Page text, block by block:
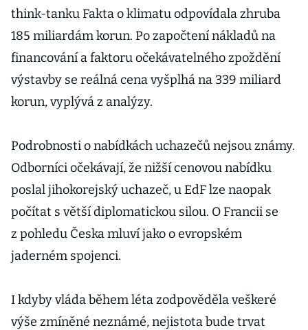
think-tanku Fakta o klimatu odpovídala zhruba
185 miliardám korun. Po započtení nákladů na
financování a faktoru očekávatelného zpoždění
výstavby se reálná cena vyšplhá na 339 miliard
korun, vyplývá z analýzy.
Podrobnosti o nabídkách uchazečů nejsou známy.
Odborníci očekávají, že nižší cenovou nabídku
poslal jihokorejský uchazeč, u EdF lze naopak
počítat s větší diplomatickou silou. O Francii se
z pohledu Česka mluví jako o evropském
jaderném spojenci.
I kdyby vláda během léta zodpověděla veškeré
výše zmíněné neznámé, nejistota bude trvat